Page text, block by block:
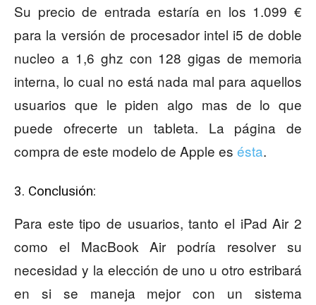
Su precio de entrada estaría en los 1.099 €
para la versión de procesador intel i5 de doble
nucleo a 1,6 ghz con 128 gigas de memoria
interna, lo cual no está nada mal para aquellos
usuarios que le piden algo mas de lo que
puede ofrecerte un tableta. La página de
compra de este modelo de Apple es ésta.
3. Conclusión:
Para este tipo de usuarios, tanto el iPad Air 2
como el MacBook Air podría resolver su
necesidad y la elección de uno u otro estribará
en si se maneja mejor con un sistema